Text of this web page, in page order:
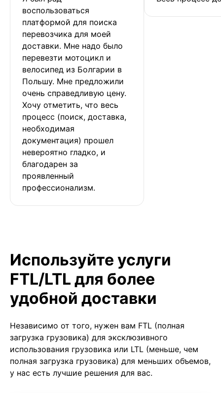
воспользоваться
платформой для поиска
перевозчика для моей
доставки. Мне надо было
перевезти мотоцикл и
велосипед из Болгарии в
Польшу. Мне предложили
очень справедливую цену.
Хочу отметить, что весь
процесс (поиск, доставка,
необходимая
документация) прошел
невероятно гладко, и
благодарен за
проявленный
профессионализм.
Используйте услуги
FTL/LTL для более
удобной доставки
Независимо от того, нужен вам FTL (полная
загрузка грузовика) для эксклюзивного
использования грузовика или LTL (меньше, чем
полная загрузка грузовика) для меньших объемов,
у нас есть лучшие решения для вас.